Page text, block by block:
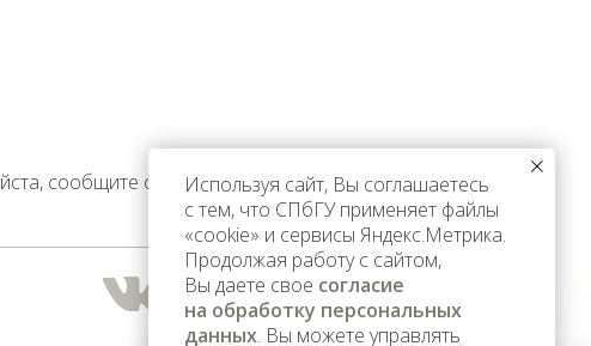
сообщите об этомИспользуя сайт, Вы соглашаетесь
с тем, что СПбГУ применяет файлы
«cookie» и сервисы Яндекс.Метрика.
Продолжая работу с сайтом,
Вы даете свое согласие
на обработку персональных
данных. Вы можете управлять